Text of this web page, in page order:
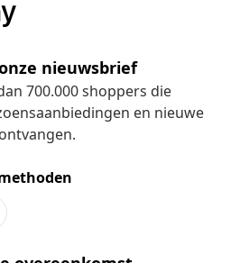
nieuwsbrief
700.000 shoppers die
en nieuwe